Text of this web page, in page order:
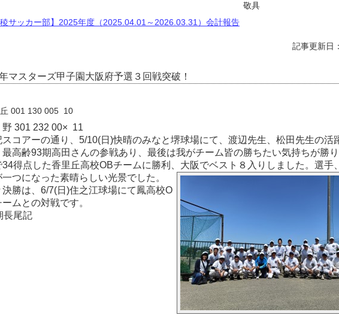
具
稜サッカー部】2025年度（2025.04.01～2026.03.31）会計報告
記事更新日
マスターズ甲子園大阪府予選３回戦突破！
001 130 005 10
301 232 00× 11
スコアーの通り、5/10(日)快晴のみなと堺球場にて、渡辺先生、松田先生の活
最高齢93期高田さんの参戦あり、最後は我がチーム皆の勝ちたい気持ちが勝
34得点した香里丘高校OBチームに勝利、大阪でベスト８入りしました。選手
一つになった素晴らしい光景でした 。
決勝は、6/7(日)住之江球場にて鳳高校O
ームとの対戦です。
長尾記